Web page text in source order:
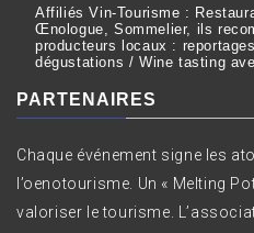
Affiliés Vin-Tourisme :
Œnologue, Sommelier, ils
producteurs locaux :
dégustations / Wine tasting
PARTENAIRES
Chaque événement signe les
l’oenotourisme. Un « Melting
valoriser le tourisme.